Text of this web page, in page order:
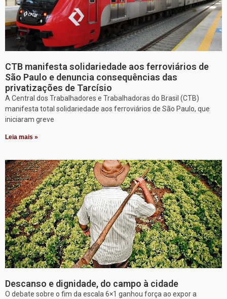
CTB manifesta solidariedade aos ferroviários de
São Paulo e denuncia consequências das
privatizações de Tarcísio
A Central dos Trabalhadores e Trabalhadoras do Brasil (CTB)
manifesta total solidariedade aos ferroviários de São Paulo, que
iniciaram greve
Leia mais »
Descanso e dignidade, do campo à cidade
O debate sobre o fim da escala 6×1 ganhou força ao expor a